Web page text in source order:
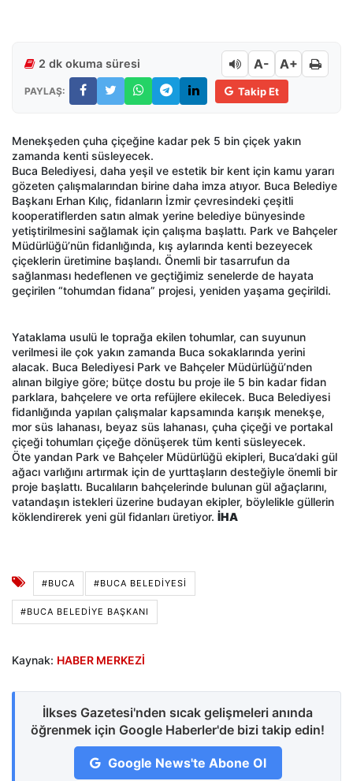
2 dk okuma süresi A- A+
PAYLAŞ: Takip Et
Menekşeden çuha çiçeğine kadar pek 5 bin çiçek yakın
zamanda kenti süsleyecek.
Buca Belediyesi, daha yeşil ve estetik bir kent için kamu yararı
gözeten çalışmalarından birine daha imza atıyor. Buca Belediye
Başkanı Erhan Kılıç, fidanların İzmir çevresindeki çeşitli
kooperatiflerden satın almak yerine belediye bünyesinde
yetiştirilmesini sağlamak için çalışma başlattı. Park ve Bahçeler
Müdürlüğü’nün fidanlığında, kış aylarında kenti bezeyecek
çiçeklerin üretimine başlandı. Önemli bir tasarrufun da
sağlanması hedeflenen ve geçtiğimiz senelerde de hayata
geçirilen “tohumdan fidana” projesi, yeniden yaşama geçirildi.
Yataklama usulü le toprağa ekilen tohumlar, can suyunun
verilmesi ile çok yakın zamanda Buca sokaklarında yerini
alacak. Buca Belediyesi Park ve Bahçeler Müdürlüğü’nden
alınan bilgiye göre; bütçe dostu bu proje ile 5 bin kadar fidan
parklara, bahçelere ve orta refüjlere ekilecek. Buca Belediyesi
fidanlığında yapılan çalışmalar kapsamında karışık menekşe,
mor süs lahanası, beyaz süs lahanası, çuha çiçeği ve portakal
çiçeği tohumları çiçeğe dönüşerek tüm kenti süsleyecek.
Öte yandan Park ve Bahçeler Müdürlüğü ekipleri, Buca’daki gül
ağacı varlığını artırmak için de yurttaşların desteğiyle önemli bir
proje başlattı. Bucalıların bahçelerinde bulunan gül ağaçlarını,
vatandaşın istekleri üzerine budayan ekipler, böylelikle güllerin
köklendirerek yeni gül fidanları üretiyor. İHA
#BUCA #BUCA BELEDIYESI
#BUCA BELEDIYE BAŞKANI
Kaynak: HABER MERKEZİ
İlkses Gazetesi'nden sıcak gelişmeleri anında
öğrenmek için Google Haberler'de bizi takip edin!
Google News'te Abone Ol